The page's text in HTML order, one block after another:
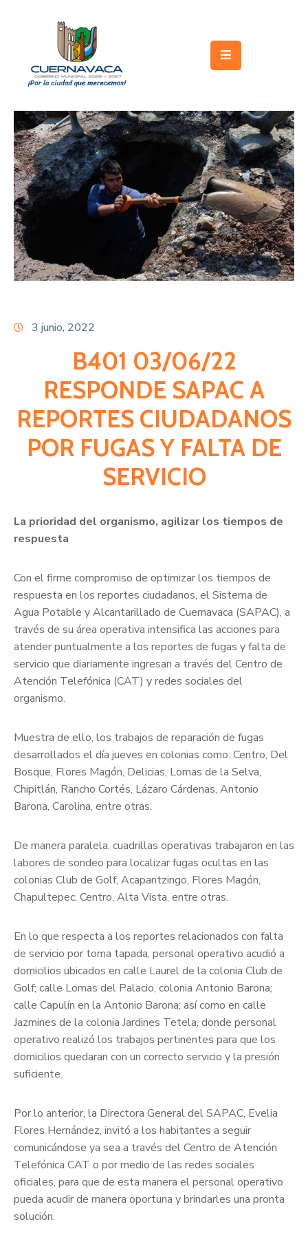
Gobierno
Turismo
Trámites
y
Servicios
Licitaciones
Transparencia
Directorio
3 junio, 2022
B401 03/06/22
RESPONDE SAPAC A
REPORTES CIUDADANOS
POR FUGAS Y FALTA DE
SERVICIO
La prioridad del organismo, agilizar los tiempos de
respuesta
Con el firme compromiso de optimizar los tiempos de
respuesta en los reportes ciudadanos, el Sistema de
Agua Potable y Alcantarillado de Cuernavaca (SAPAC), a
través de su área operativa intensifica las acciones para
atender puntualmente a los reportes de fugas y falta de
servicio que diariamente ingresan a través del Centro de
Atención Telefónica (CAT) y redes sociales del
organismo.
Muestra de ello, los trabajos de reparación de fugas
desarrollados el día jueves en colonias como: Centro, Del
Bosque, Flores Magón, Delicias, Lomas de la Selva,
Chipitlán, Rancho Cortés, Lázaro Cárdenas, Antonio
Barona, Carolina, entre otras.
De manera paralela, cuadrillas operativas trabajaron en las
labores de sondeo para localizar fugas ocultas en las
colonias Club de Golf, Acapantzingo, Flores Magón,
Chapultepec, Centro, Alta Vista, entre otras.
En lo que respecta a los reportes relacionados con falta
de servicio por toma tapada, personal operativo acudió a
domicilios ubicados en calle Laurel de la colonia Club de
Golf; calle Lomas del Palacio, colonia Antonio Barona;
calle Capulín en la Antonio Barona; así como en calle
Jazmines de la colonia Jardines Tetela, donde personal
operativo realizó los trabajos pertinentes para que los
domicilios quedaran con un correcto servicio y la presión
suficiente.
Por lo anterior, la Directora General del SAPAC, Evelia
Flores Hernández, invitó a los habitantes a seguir
comunicándose ya sea a través del Centro de Atención
Telefónica CAT o por medio de las redes sociales
oficiales, para que de esta manera el personal operativo
pueda acudir de manera oportuna y brindarles una pronta
solución.